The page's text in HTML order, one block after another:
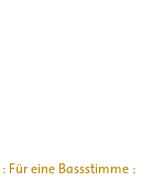
Für eine Bassstimme :